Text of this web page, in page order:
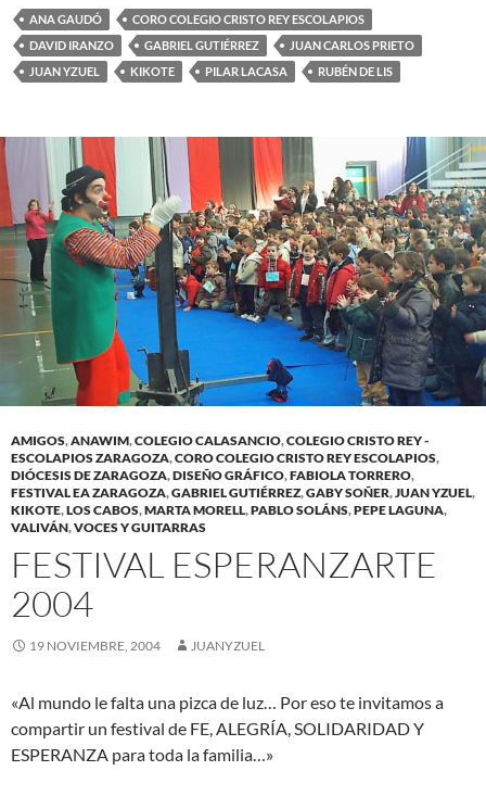
ANA GAUDÓ
CORO COLEGIO CRISTO REY ESCOLAPIOS
DAVID IRANZO
GABRIEL GUTIÉRREZ
JUAN CARLOS PRIETO
JUAN YZUEL
KIKOTE PILAR LACASA RUBÉN DE LIS
AMIGOS,ANAWIM,COLEGIO CALASANCIO,COLEGIO CRISTO REY -
ESCOLAPIOS ZARAGOZA,CORO COLEGIO CRISTO REY ESCOLAPIOS,
DIÓCESIS DE ZARAGOZA,DISEÑO GRÁFICO,FABIOLA TORRERO,
FESTIVAL EA ZARAGOZA,GABRIEL GUTIÉRREZ,GABY SOÑER,JUAN YZUEL,
KIKOTE,LOS CABOS,MARTA MORELL,PABLO SOLÁNS,PEPE LAGUNA,
VALIVÁN,VOCES Y GUITARRAS
FESTIVAL ESPERANZARTE
2004
19 NOVIEMBRE, 2004 JUANYZUEL
«Al mundo le falta una pizca de luz… Por eso te invitamos a
compartir un festival de FE, ALEGRÍA, SOLIDARIDAD Y
ESPERANZA para toda la familia…»